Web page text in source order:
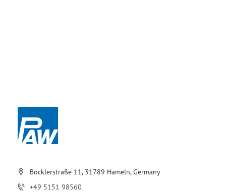
Böcklerstraße 11, 31789 Hameln, Germany
+49 5151 98560